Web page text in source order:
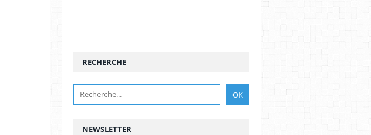
NEWSLETTER
RECHERCHE